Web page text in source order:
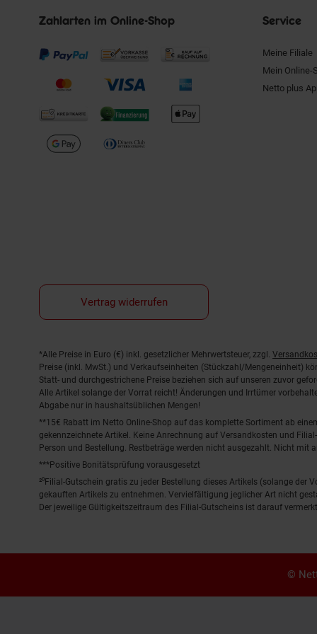
Zahlarten im Online-Shop Service
Meine Filiale
Mein Online-
Netto plus
Vertrag widerrufen
Fußnoten
*Alle Preise in Euro (€) inkl. gesetzlicher Mehrwertsteuer, zzgl.
Preise (inkl. MwSt.) und Verkaufseinheiten (Stückzahl/Mengeneinheit)
Statt- und durchgestrichene Preise beziehen sich auf unseren zuvor
Alle Artikel solange der Vorrat reicht! Änderungen und Irrtümer
Abgabe nur in haushaltsüblichen Mengen!
**15€ Rabatt im Netto Online-Shop auf das komplette Sortiment ab
gekennzeichnete Artikel. Keine Anrechnung auf Versandkosten und
Person und Bestellung. Restbeträge werden nicht ausgezahlt. Nicht mit
***Positive Bonitätsprüfung vorausgesetzt
²⁰Filial-Gutschein gratis zu jeder Bestellung dieses Artikels (solange
gekauften Artikels zu entnehmen. Vervielfältigung jeglicher Art nicht
Der jeweilige Gültigkeitszeitraum des Filial-Gutscheins ist darauf vermerkt.
©